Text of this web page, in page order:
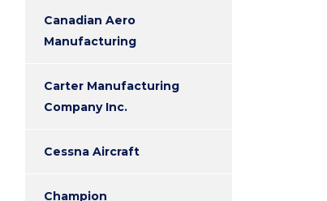
Canadian Aero
Manufacturing
Carter Manufacturing
Company Inc.
Cessna Aircraft
Champion